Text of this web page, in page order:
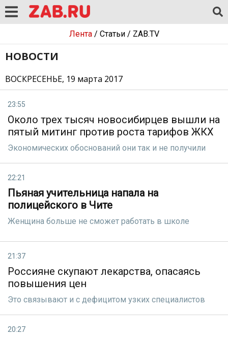
Лента/ Статьи/ ZAB.TV
НОВОСТИ
ВОСКРЕСЕНЬЕ, 19 марта 2017
23:55
Около трех тысяч новосибирцев вышли на
пятый митинг против роста тарифов ЖКХ
Экономических обоснований они так и не получили
22:21
Пьяная учительница напала на
полицейского в Чите
Женщина больше не сможет работать в школе
21:37
Россияне скупают лекарства, опасаясь
повышения цен
Это связывают и с дефицитом узких специалистов
20:27